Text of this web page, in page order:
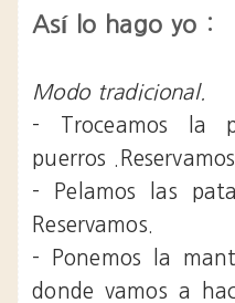
Así lo hago yo :
Modo tradicional.
- Troceamos la
puerros .Reservamos.
- Pelamos las
Reservamos.
- Ponemos la
donde vamos a